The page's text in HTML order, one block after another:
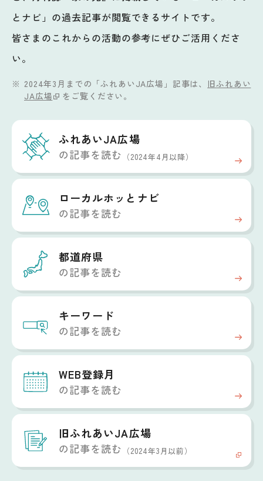
とナビ」の過去記事が閲覧できるサイトです。
皆さまのこれからの活動の参考にぜひご活用くださ
い。
2024年3月までの「ふれあいJA広場」記事は、 旧ふれあい
JA広場
をご覧ください。
ふれあいJA広場
の記事を読む （2024年4月以降）
ローカルホッと ナビ
の記事を読む
都道府県
の記事を読む
キーワード
の記事を読む
WEB登録月
の記事を読む
旧ふれあいJA広場
の記事を読む （2024年3月以前）